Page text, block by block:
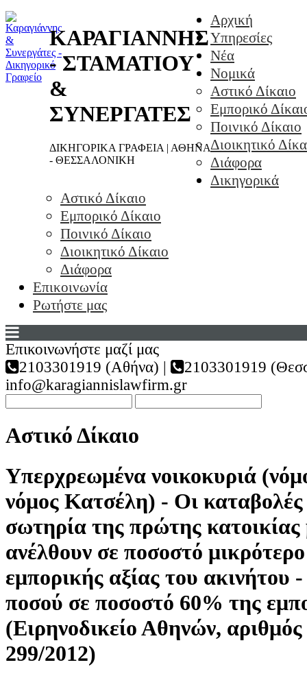
ΚΑΡΑΓΙΑΝΝΗΣ
- ΣΤΑΜΑΤΙΟΥ
&
ΣΥΝΕΡΓΑΤΕΣ
ΔΙΚΗΓΟΡΙΚΑ ΓΡΑΦΕΙΑ | ΑΘΗΝΑ
- ΘΕΣΣΑΛΟΝΙΚΗ
Αρχική
Υπηρεσίες
Νέα
Νομικά
Αστικό Δίκαιο
Εμπορικό
Ποινικό Δίκαιο
Διοικητικό
Διάφορα
Δικηγορικά
Αστικό Δίκαιο
Εμπορικό Δίκαιο
Ποινικό Δίκαιο
Διοικητικό Δίκαιο
Διάφορα
Επικοινωνία
Ρωτήστε μας
Επικοινωνήστε μαζί μας
2103301919 (Αθήνα) |
2103301919
info@karagiannislawfirm.gr
Αστικό Δίκαιο
Υπερχρεωμένα νοικοκυριά
νόμος Κατσέλη) - Οι καταβολές
σωτηρία της πρώτης
ανέλθουν σε ποσοστό
εμπορικής αξίας του ακινήτου
ποσού σε ποσοστό 60% της
(Ειρηνοδικείο Αθηνών,
299/2012)